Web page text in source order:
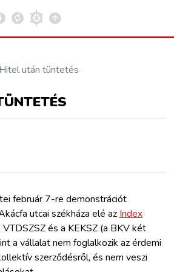
Hitel után tüntetés
február 7-re demonstrációt
utcai székháza elé az Index
és a KEKSZ (a BKV két
a vállalat nem foglalkozik az érdemi
szerződésről, és nem veszi